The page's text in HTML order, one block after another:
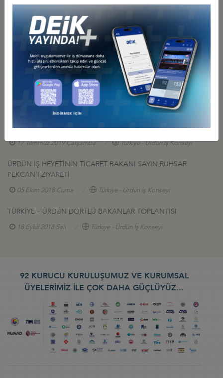
İş Konseyi ile Alakalı Diğer Etkinlikler
TÜRKİYE-ÜRDÜN: GIDA İŞ BİRLİĞİ FIRSATLARI HİBRİT
TOPLANTISI
10 Eylül 2021 Cuma Türkiye - Ürdün İş Konseyi
ÜRDÜN SANAYİ, TİCARET VE TEDARİK BAKANI TARIQ
HAMMOURI GÖRÜŞMESİ
27 Kasım 2019 Çarşamba Türkiye - Ürdün İş Konseyi
TÜRKİYE-ÜRDÜN İŞ KONSEYİ AMMAN ZİYARETİ
17 Temmuz 2019 Çarşamba Türkiye - Ürdün İş Konseyi
ÜRDÜN İŞ HEYETİNİN TİCARET BAKANI SAYIN RUHSAR
PEKCAN'I ZİYARETİ
05 Ekim 2018 Cuma Türkiye - Ürdün İş Konseyi
TÜRKİYE – ÜRDÜN DÖRTLÜ BAKANLAR TOPLANTISI
18 Eylül 2018 Salı Türkiye - Ürdün İş Konseyi
92 KURUCU KURULUŞUMUZ VE KURUMSAL
ÜYELERİMİZ İLE ÇOK DAHA GÜÇLÜYÜZ...